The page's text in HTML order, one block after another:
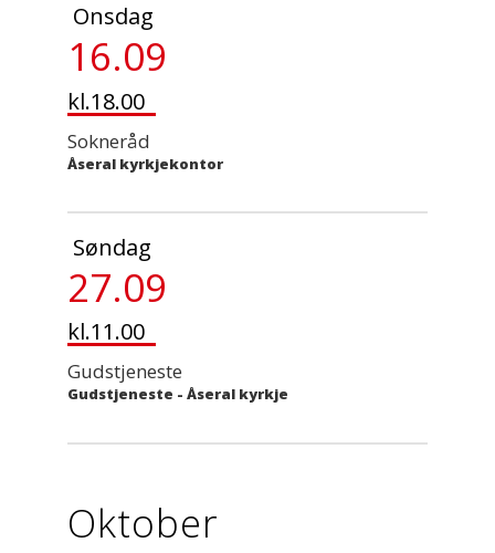
Onsdag
16.09
kl.18.00
Sokneråd
Åseral kyrkjekontor
Søndag
27.09
kl.11.00
Gudstjeneste
Gudstjeneste - Åseral kyrkje
Oktober